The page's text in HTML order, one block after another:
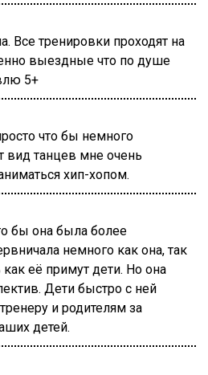
Все тренировки проходят на
выездные что по душе
5+
что бы немного
вид танцев мне очень
хип-хопом.
бы она была более
немного как она, так
её примут дети. Но она
Дети быстро с ней
и родителям за
детей.